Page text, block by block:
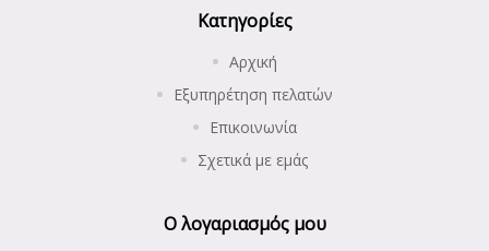
Κατηγορίες
Αρχική
Εξυπηρέτηση πελατών
Επικοινωνία
Σχετικά με εμάς
Ο λογαριασμός μου